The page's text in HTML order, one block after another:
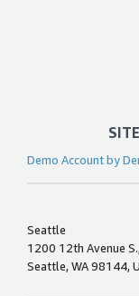
Demo Account by
Seattle
1200 12th Avenue
Seattle, WA 98144,